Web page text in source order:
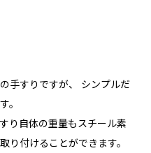
手すりですが、 シンプルだ
。
り自体の重量もスチール素
り付けることができます。